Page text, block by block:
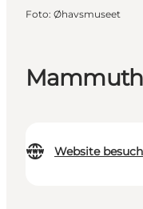
Mammuth
Website
Foto: Øhavsmuseet